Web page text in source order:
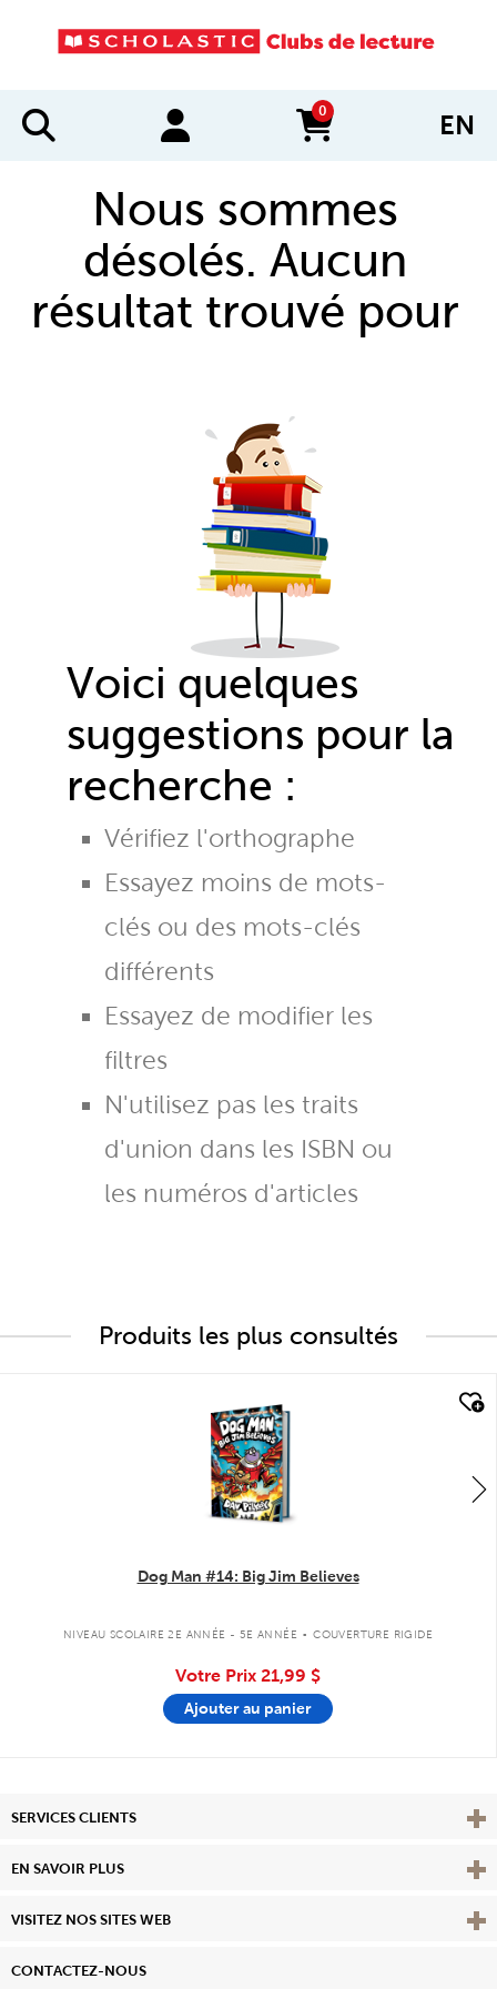
0
items in cart EN
Nous sommes
désolés. Aucun
résultat trouvé pour
Voici quelques
suggestions pour la
recherche :
Vérifiez l'orthographe
Essayez moins de mots-
clés ou des mots-clés
différents
Essayez de modifier les
filtres
N'utilisez pas les traits
d'union dans les ISBN ou
les numéros d'articles
Produits les plus consultés
Dog Man #14: Big Jim Believes
NIVEAU SCOLAIRE 2E ANNÉE - 5E ANNÉE . COUVERTURE RIGIDE
Votre Prix 21,99 $
Ajouter au panier
SERVICES CLIENTS
EN SAVOIR PLUS View
VISITEZ NOS SITES WEB
CONTACTEZ-NOUS